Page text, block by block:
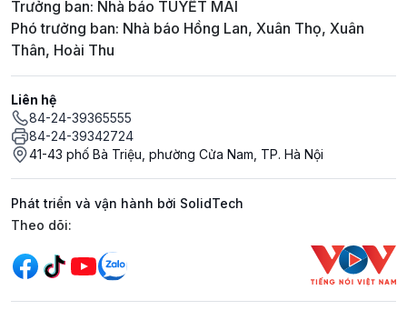
Trưởng ban: Nhà báo TUYẾT MAI
Phó trưởng ban: Nhà báo Hồng Lan, Xuân Thọ, Xuân
Thân, Hoài Thu
Liên hệ
84-24-39365555
84-24-39342724
41-43 phố Bà Triệu, phường Cửa Nam, TP. Hà Nội
Phát triển và vận hành bởi SolidTech
Mạng xã hội
Theo dõi: